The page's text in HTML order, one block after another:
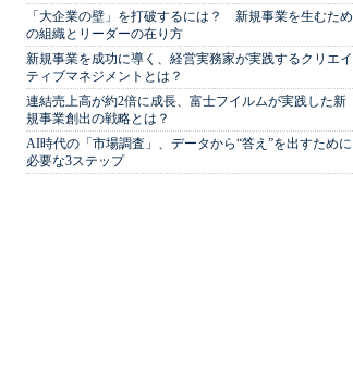
「大企業の壁」を打破するには？ 新規事業を生むため
の組織とリーダーの在り方
新規事業を成功に導く、経営実務家が実践するクリエイ
ティブマネジメントとは？
連結売上高が約2倍に成長、富士フイルムが実践した新
規事業創出の戦略とは？
AI時代の「市場調査」、データから“答え”を出すために
必要な3ステップ